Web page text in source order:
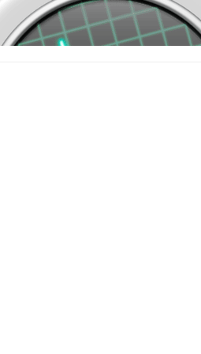
CPU    %usr   %nice    %sys
号)和‘ALL’参数将会从0开始独立的输